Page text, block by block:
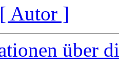
[ Autor ]
über